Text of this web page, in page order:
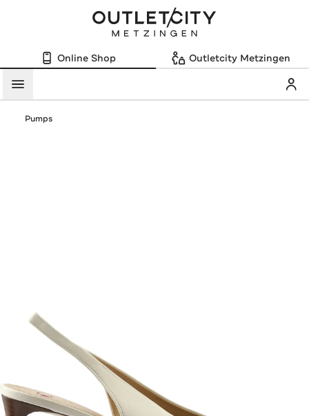
Online Shop Outletcity Metzingen
Menü
Pumps